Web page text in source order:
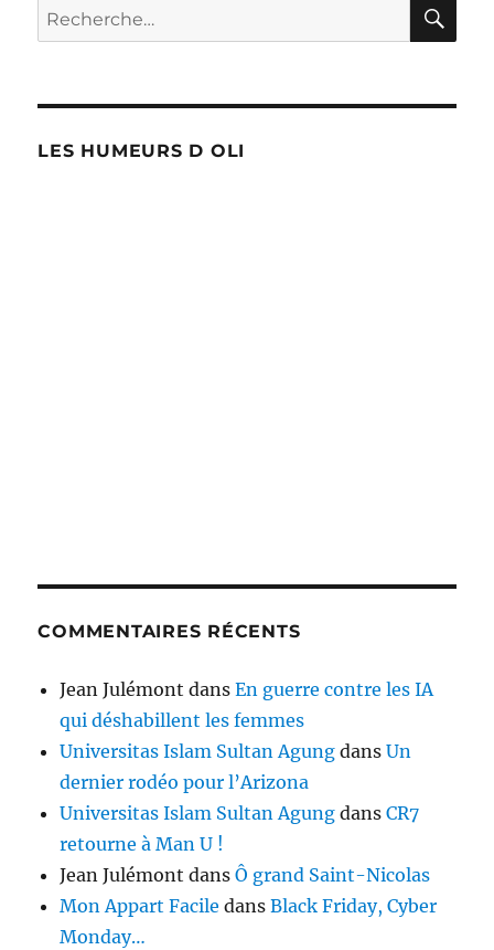
Recherche
pour :
LES HUMEURS D OLI
COMMENTAIRES RÉCENTS
Jean Julémont dansEn guerre contre les IA
qui déshabillent les femmes
Universitas Islam Sultan Agung dansUn
dernier rodéo pour l’Arizona
Universitas Islam Sultan Agung dansCR7
retourne à Man U !
Jean Julémont dansÔ grand Saint-Nicolas
Mon Appart Facile dansBlack Friday, Cyber
Monday…